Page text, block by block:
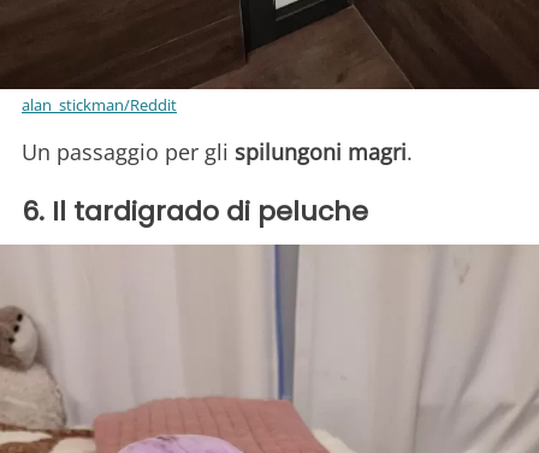
alan_stickman/Reddit
Un passaggio per gli spilungoni magri.
6. Il tardigrado di peluche